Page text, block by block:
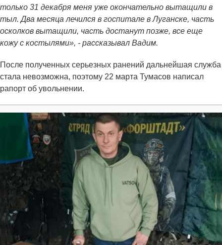
только 31 декабря меня уже окончательно вытащили в
тыл. Два месяца лечился в госпитале в Луганске, часть
осколков вытащили, часть достанут позже, все еще
кожу с костылями», - рассказывал Вадим.
После полученных серьезных ранений дальнейшая служба
стала невозможна, поэтому 22 марта Тумасов написал
рапорт об увольнении.